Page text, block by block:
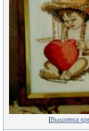
[Вышивка